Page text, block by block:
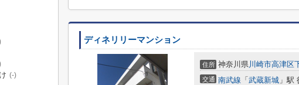
ディネリリーマンション
住所 神奈川県川崎市高津区
交通 南武線 「 武蔵新城 」駅
(-)